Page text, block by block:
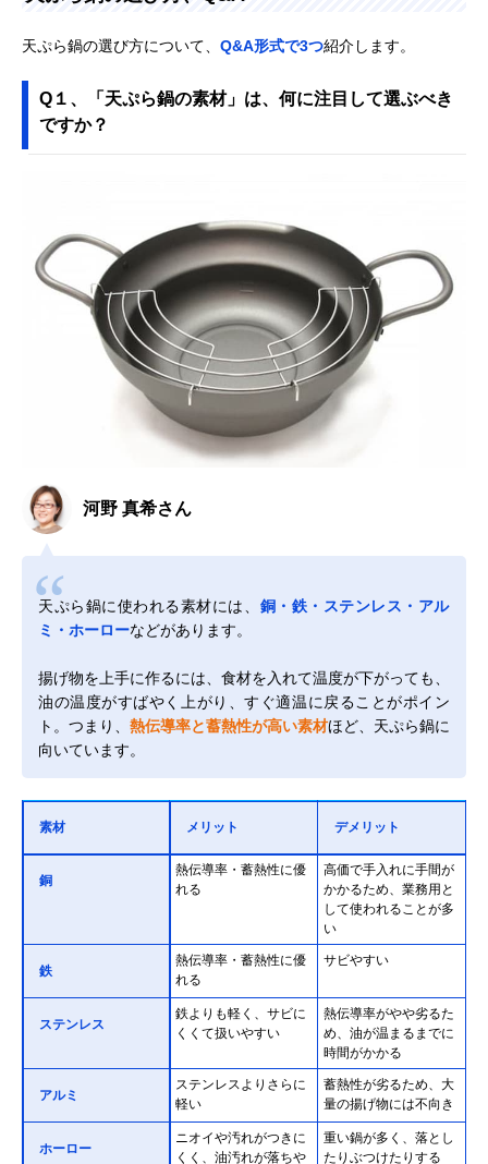
天ぷら鍋の選び方について、 Q&A形式で3つ紹介します。
Q１、「天ぷら鍋の素材」は、何に注目して選ぶべき
ですか？
河野 真希さん
天ぷら鍋に使われる素材には、 銅・鉄・ステンレス・アル
ミ・ホーローなどがあります。
揚げ物を上手に作るには、食材を入れて温度が下がっても、
油の温度がすばやく上がり、すぐ適温に戻ることがポイン
ト。つまり、 熱伝導率と蓄熱性が高い素材ほど、天ぷら鍋に
向いています。
素材 メリット デメリット
銅
熱伝導率・蓄熱性に優
れる
高価で手入れに手間が
かかるため、業務用と
して使われることが多
い
鉄
熱伝導率・蓄熱性に優
れる
サビやすい
ステンレス
鉄よりも軽く、サビに
くくて扱いやすい
熱伝導率がやや劣るた
め、油が温まるまでに
時間がかかる
アルミ
ステンレスよりさらに
軽い
蓄熱性が劣るため、大
量の揚げ物には不向き
ホーロー
ニオイや汚れがつきに
くく、油汚れが落ちや
重い鍋が多く、落とし
たりぶつけたりする